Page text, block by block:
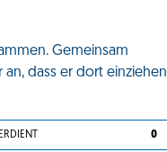
Gemeinsam
dass er dort einziehen
0